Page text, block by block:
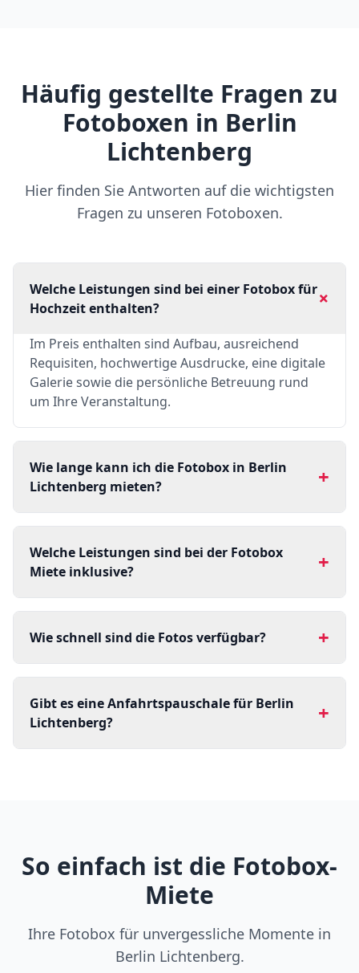
Häufig gestellte Fragen zu
Fotoboxen in Berlin
Lichtenberg
Hier finden Sie Antworten auf die wichtigsten
Fragen zu unseren Fotoboxen.
Welche Leistungen sind bei einer Fotobox für
Hochzeit enthalten?
+
Im Preis enthalten sind Aufbau, ausreichend
Requisiten, hochwertige Ausdrucke, eine digitale
Galerie sowie die persönliche Betreuung rund
um Ihre Veranstaltung.
Wie lange kann ich die Fotobox in Berlin
Lichtenberg mieten?
+
Welche Leistungen sind bei der Fotobox
Miete inklusive?
+
Wie schnell sind die Fotos verfügbar? +
Gibt es eine Anfahrtspauschale für Berlin
Lichtenberg?
+
So einfach ist die Fotobox-
Miete
Ihre Fotobox für unvergessliche Momente in
Berlin Lichtenberg.